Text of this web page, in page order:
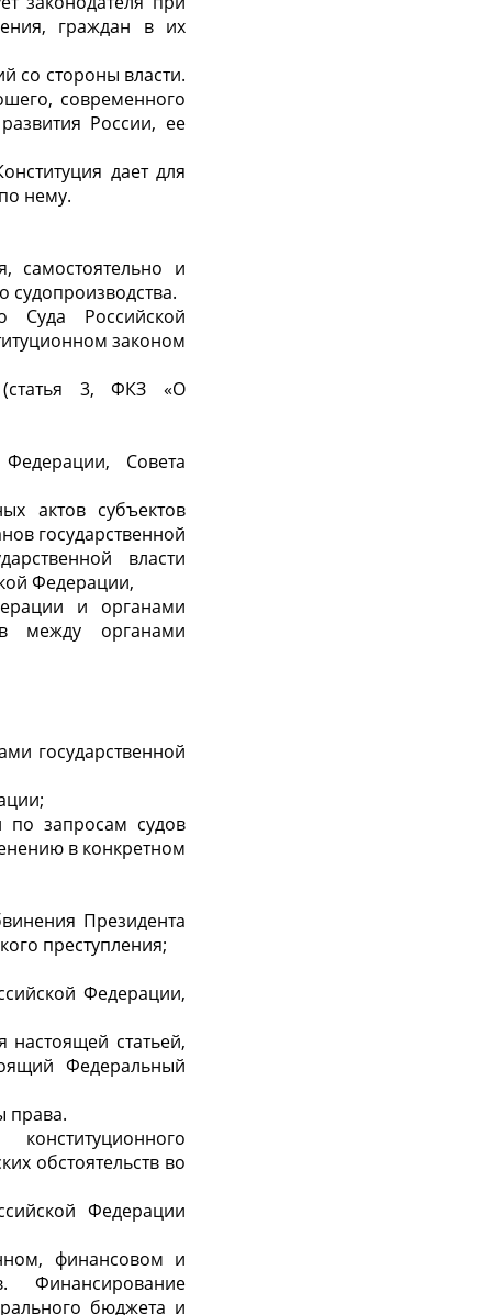
граждан в их
со стороны власти.
современного
России, ее
дает для
нему.
самостоятельно и
судопроизводства.
Суда Российской
законом
3, ФКЗ «О
Совета
актов субъектов
государственной
власти
Федерации,
и органами
между органами
государственной
запросам судов
в конкретном
Президента
преступления;
Федерации,
настоящей статьей,
Федеральный
права.
обстоятельств во
Федерации
финансовом и
Финансирование
бюджета и